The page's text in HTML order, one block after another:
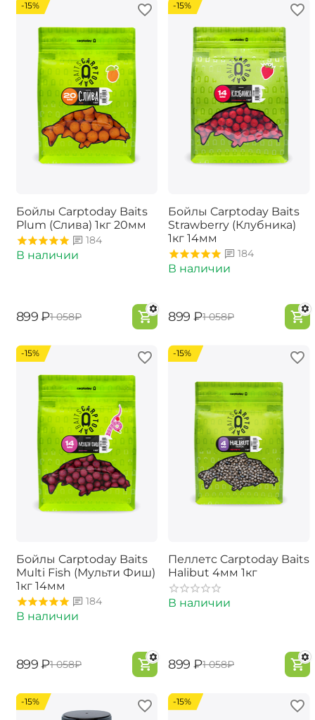
-15%
Бойлы Carptoday Baits
Plum (Слива) 1кг 20мм
184
В наличии
‍899‍ ₽‍1 058‍₽
-15%
Бойлы Carptoday Baits
Strawberry (Клубника)
1кг 14мм
184
В наличии
‍899‍ ₽‍1 058‍₽
-15%
Бойлы Carptoday Baits
Multi Fish (Мульти Фиш)
1кг 14мм
184
В наличии
‍899‍ ₽‍1 058‍₽
-15%
Пеллетс Carptoday Baits
Halibut 4мм 1кг
В наличии
‍899‍ ₽‍1 058‍₽
-15% -15%